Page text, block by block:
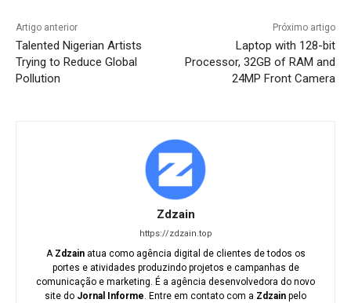
Artigo anterior
Talented Nigerian Artists
Trying to Reduce Global
Pollution
Próximo artigo
Laptop with 128-bit
Processor, 32GB of RAM and
24MP Front Camera
Zdzain
https://zdzain.top
A Zdzainatua como agência digital de clientes de todos os
portes e atividades produzindo projetos e campanhas de
comunicação e marketing. É a agência desenvolvedora do novo
site do Jornal Informe . Entre em contato com a Zdzain pelo